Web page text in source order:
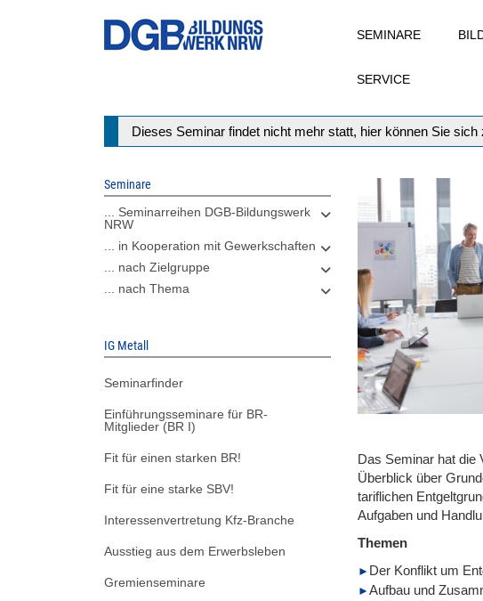
SEMINARE
SERVICE
Statusmeldung
Dieses Seminar findet nicht mehr statt, hier können Sie
Seminare
... Seminarreihen DGB-Bildungswerk
NRW
... in Kooperation mit Gewerkschaften
... nach Zielgruppe
... nach Thema
IG Metall
Seminarfinder
Einführungsseminare für BR-
Mitglieder (BR I)
Fit für einen starken BR!
Fit für eine starke SBV!
Interessenvertretung Kfz-Branche
Ausstieg aus dem Erwerbsleben
Gremienseminare
Das Seminar hat die
Überblick über
tariflichen
Aufgaben und
Themen
Der Konflikt um
Aufbau und